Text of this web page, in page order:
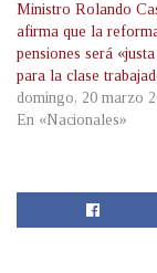
Ministro Rolando
afirma que la
pensiones será
para la clase
domingo, 20 marzo
En «Nacionales»